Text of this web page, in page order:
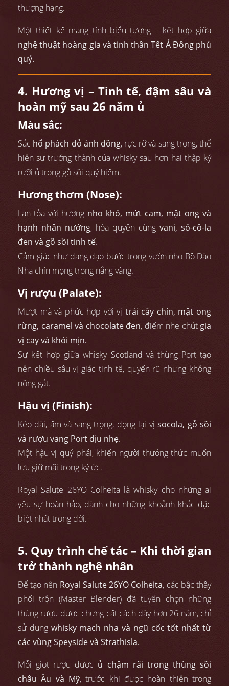
thượng hạng.
Một thiết kế mang tính biểu tượng – kết hợp giữa
nghệ thuật hoàng gia và tinh thần Tết Á Đông phú
quý.
4. Hương vị – Tinh tế, đậm sâu và
hoàn mỹ sau 26 năm ủ
Màu sắc:
Sắc hổ phách đỏ ánh đồng, rực rỡ và sang trọng, thể
hiện sự trưởng thành của whisky sau hơn hai thập kỷ
rưỡi ủ trong gỗ sồi quý hiếm.
Hương thơm (Nose):
Lan tỏa với hương nho khô, mứt cam, mật ong và
hạnh nhân nướng, hòa quyện cùng vani, sô-cô-la
đen và gỗ sồi tinh tế.
Cảm giác như đang dạo bước trong vườn nho Bồ Đào
Nha chín mọng trong nắng vàng.
Vị rượu (Palate):
Mượt mà và phức hợp với vị trái cây chín, mật ong
rừng, caramel và chocolate đen, điểm nhẹ chút gia
vị cay và khói mịn.
Sự kết hợp giữa whisky Scotland và thùng Port tạo
nên chiều sâu vị giác tinh tế, quyến rũ nhưng không
nồng gắt.
Hậu vị (Finish):
Kéo dài, ấm và sang trọng, đọng lại vịsocola, gỗ sồi
và rượu vang Port dịu nhẹ.
Một hậu vị quý phái, khiến người thưởng thức muốn
lưu giữ mãi trong ký ức.
Royal Salute 26YO Colheita là whisky cho những ai
yêu sự hoàn hảo, dành cho những khoảnh khắc đặc
biệt nhất trong đời.
5. Quy trình chế tác – Khi thời gian
trở thành nghệ nhân
Để tạo nên Royal Salute 26YO Colheita, các bậc thầy
phối trộn (Master Blender) đã tuyển chọn những
thùng rượu được chưng cất cách đây hơn 26 năm, chỉ
sử dụng whisky mạch nha và ngũ cốc tốt nhất từ
các vùng Speyside và Strathisla.
Mỗi giọt rượu được ủ chậm rãi trong thùng sồi
châu Âu và Mỹ, trước khi được hoàn thiện trong